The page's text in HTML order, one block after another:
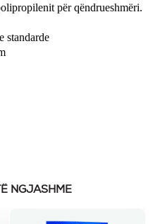
për qëndrueshmëri.
standarde
NGJASHME